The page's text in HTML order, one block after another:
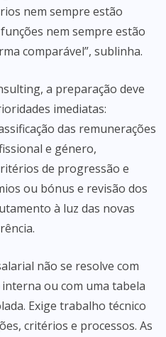
nem sempre estão
nem sempre estão
comparável”, sublinha.
a preparação deve
imediatas:
das remunerações
e género,
de progressão e
ou bónus e revisão dos
à luz das novas
não se resolve com
ou com uma tabela
Exige trabalho técnico
critérios e processos. As